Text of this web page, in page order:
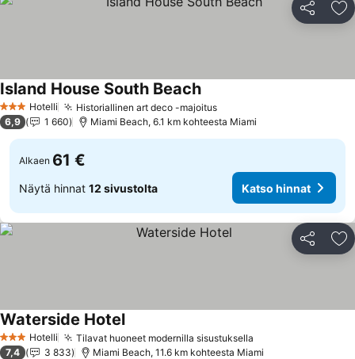
Jaa
3 Tähtiluokitus
Hotelli Historiallinen art deco -majoitusKatso hinnat
Island House South BeachKatso hinnat
6,9 1 660 Miami Beach, 6.1 km kohteesta Miami
Alkaen 61 €
Näytä hinnat 12 sivustolta Katso hinnat
Jaa
3 Tähtiluokitus
Hotelli Tilavat huoneet modernilla sisustuksella
Waterside HotelKatso hinnat
7,4 3 833 Miami Beach, 11.6 km kohteesta Miami